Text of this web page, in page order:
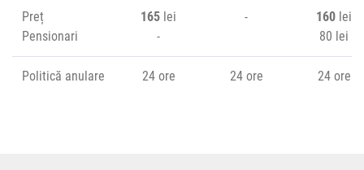
Preț
Pensionari
165 lei
-
- 160 lei
80 lei
Politică anulare 24 ore 24 ore 24 ore